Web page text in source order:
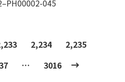
045
2,234
2,235
… 3016